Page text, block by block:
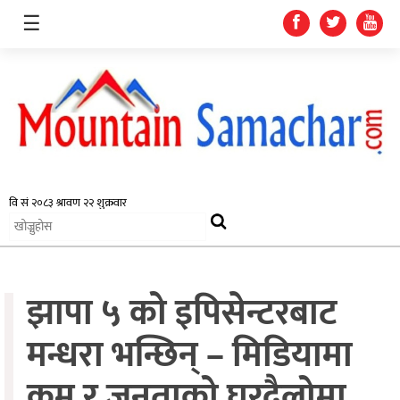
समाचार
प्रदेश
अर्थतन्त्र
स्वास्थ्य
अन्तर्राष्ट्रिय
☰
झापा ५ को इपिसेन्टरबाट
मन्धरा भन्छिन् – मिडियामा